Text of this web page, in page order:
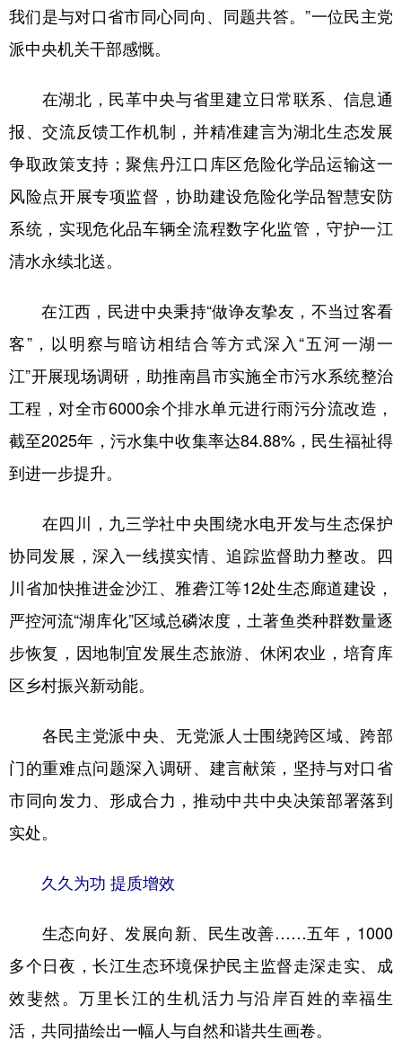
我们是与对口省市同心同向、同题共答。”一位民主党
派中央机关干部感慨。
在湖北，民革中央与省里建立日常联系、信息通
报、交流反馈工作机制，并精准建言为湖北生态发展
争取政策支持；聚焦丹江口库区危险化学品运输这一
风险点开展专项监督，协助建设危险化学品智慧安防
系统，实现危化品车辆全流程数字化监管，守护一江
清水永续北送。
在江西，民进中央秉持“做诤友挚友，不当过客看
客”，以明察与暗访相结合等方式深入“五河一湖一
江”开展现场调研，助推南昌市实施全市污水系统整治
工程，对全市6000余个排水单元进行雨污分流改造，
截至2025年，污水集中收集率达84.88%，民生福祉得
到进一步提升。
在四川，九三学社中央围绕水电开发与生态保护
协同发展，深入一线摸实情、追踪监督助力整改。四
川省加快推进金沙江、雅砻江等12处生态廊道建设，
严控河流“湖库化”区域总磷浓度，土著鱼类种群数量逐
步恢复，因地制宜发展生态旅游、休闲农业，培育库
区乡村振兴新动能。
各民主党派中央、无党派人士围绕跨区域、跨部
门的重难点问题深入调研、建言献策，坚持与对口省
市同向发力、形成合力，推动中共中央决策部署落到
实处。
久久为功 提质增效
生态向好、发展向新、民生改善……五年，1000
多个日夜，长江生态环境保护民主监督走深走实、成
效斐然。万里长江的生机活力与沿岸百姓的幸福生
活，共同描绘出一幅人与自然和谐共生画卷。